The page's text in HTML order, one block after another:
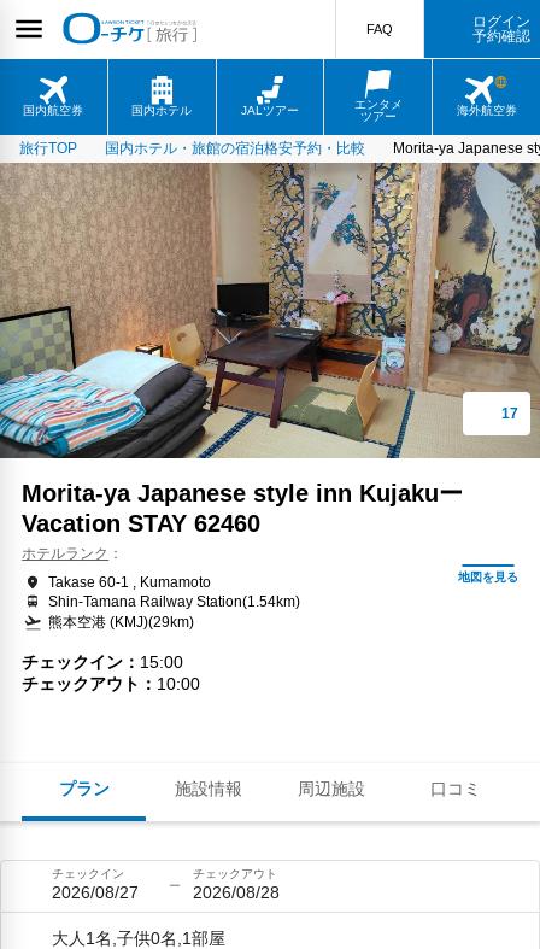
国内航空券 国内ホテル JALツアー
エンタメ
ツアー
海外航空券
FAQ
ログイン
予約確認
旅行TOP 国内ホテル・旅館の宿泊格安予約・比較 Morita-ya Japanese
プラン 施設情報 周辺施設 口コミ
Morita-ya Japanese style inn Kujakuー
Vacation STAY 62460
ホテルランク
Takase 60-1 , Kumamoto
Shin-Tamana Railway Station(1.54km)
熊本空港 (KMJ)(29km)
チェックイン
15:00
チェックアウト
10:00
チェックイン
2026/08/27
チェックアウト
2026/08/28
大人1名,子供0名,1部屋